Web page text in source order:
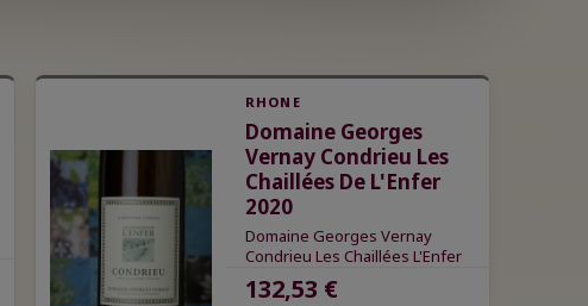
RHONE
Domaine Georges
Vernay Condrieu Les
Chaillées De L'Enfer
2020
Domaine Georges Vernay
Condrieu Les Chaillées L'Enfer
132,53 €